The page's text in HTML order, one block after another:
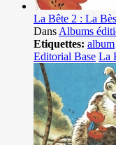
La Bête 2 : La
DansAlbums
Etiquettes: album
Editorial Base La